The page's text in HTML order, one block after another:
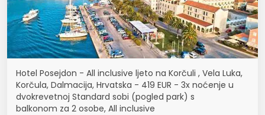
Hotel Posejdon - All inclusive ljeto na Korčuli , Vela Luka,
Korčula, Dalmacija, Hrvatska - 419 EUR - 3x noćenje u
dvokrevetnoj Standard sobi (pogled park) s
balkonom za 2 osobe, All inclusive